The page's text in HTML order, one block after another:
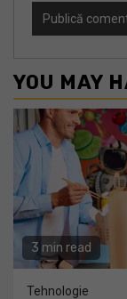
YOU MAY
3 min read
Tehnologie